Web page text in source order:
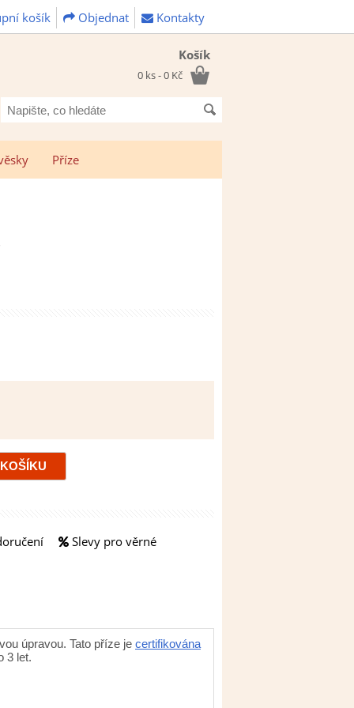
košík Objednat Kontakty
Košík
0 ks - 0 Kč
Napište,
co
Příze
Slevy pro věrné
úpravou. Tato příze je certifikována
3 let.